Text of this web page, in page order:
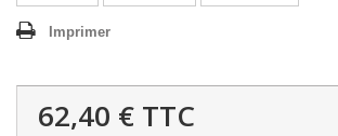
Imprimer
62,40 € TTC